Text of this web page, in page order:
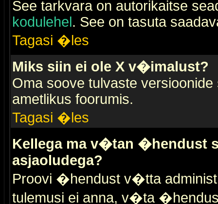
See tarkvara on autorikaitse
kodulehel. See on tasuta
Tagasi �les
Miks siin ei ole X v�imalust?
Oma soove tulvaste
ametlikus foorumis.
Tagasi �les
Kellega ma v�tan �hendust
asjaoludega?
Proovi �hendust v�tta
tulemusi ei anna, v�ta